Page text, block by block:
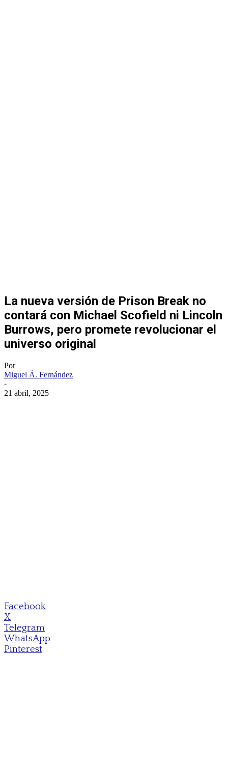
La nueva versión de Prison Break no
contará con Michael Scofield ni Lincoln
Burrows, pero promete revolucionar el
universo original
Por
Miguel Á. Fernández
-
21 abril, 2025
Facebook
X
Telegram
WhatsApp
Pinterest